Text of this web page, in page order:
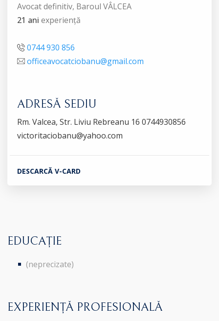
Avocat definitiv, Baroul VÂLCEA
21 ani experiență
0744 930 856
officeavocatciobanu@gmail.com
ADRESĂ SEDIU
Rm. Valcea, Str. Liviu Rebreanu 16 0744930856
victoritaciobanu@yahoo.com
DESCARCĂ V-CARD
EDUCAȚIE
(neprecizate)
EXPERIENȚĂ PROFESIONALĂ